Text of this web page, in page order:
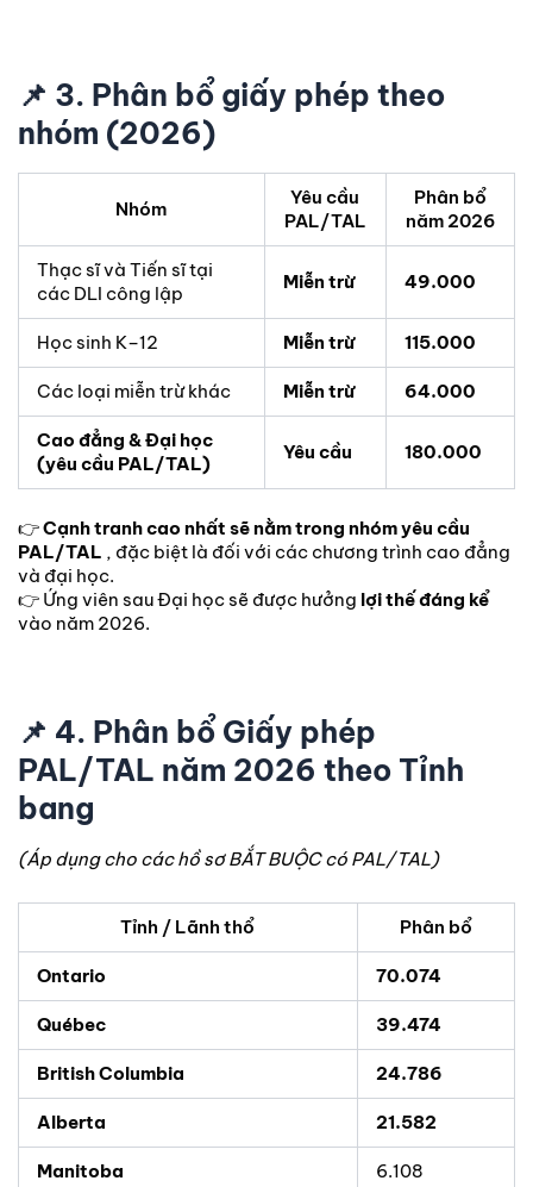
📌 3. Phân bổ giấy phép theo
nhóm (2026)
Nhóm
Yêu cầu
PAL/TAL
Phân bổ
năm 2026
Thạc sĩ và Tiến sĩ tại
các DLI công lập
Miễn trừ 49.000
Học sinh K–12 Miễn trừ 115.000
Các loại miễn trừ khác Miễn trừ 64.000
Cao đẳng & Đại học
(yêu cầu PAL/TAL)
Yêu cầu 180.000
👉Cạnh tranh cao nhất sẽ nằm trong nhóm yêu cầu
PAL/TAL , đặc biệt là đối với các chương trình cao đẳng
và đại học.
👉 Ứng viên sau Đại học sẽ được hưởng lợi thế đáng kể
vào năm 2026.
📌 4. Phân bổ Giấy phép
PAL/TAL năm 2026 theo Tỉnh
bang
(Áp dụng cho các hồ sơ BẮT BUỘC có PAL/TAL)
Tỉnh / Lãnh thổ Phân bổ
Ontario 70.074
Québec 39.474
British Columbia 24.786
Alberta 21.582
Manitoba 6.108